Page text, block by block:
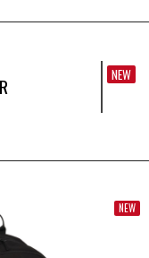
NEW
NEW